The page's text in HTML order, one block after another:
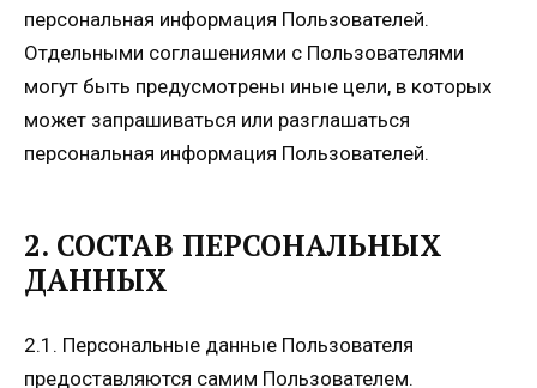
персональная информация Пользователей.
Отдельными соглашениями с Пользователями
могут быть предусмотрены иные цели, в которых
может запрашиваться или разглашаться
персональная информация Пользователей.
2. СОСТАВ ПЕРСОНАЛЬНЫХ
ДАННЫХ
2.1. Персональные данные Пользователя
предоставляются самим Пользователем.